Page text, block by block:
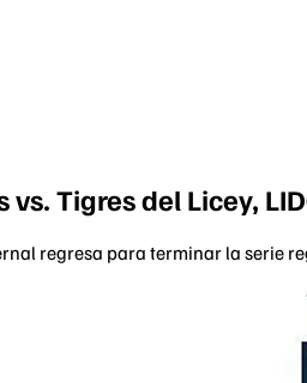
Tigres del Licey,
regresa para terminar la serie